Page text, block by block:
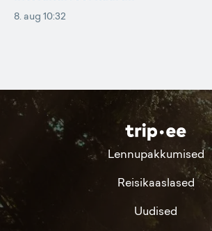
8. aug 10:32
Lennupakkumised
Reisikaaslased
Uudised